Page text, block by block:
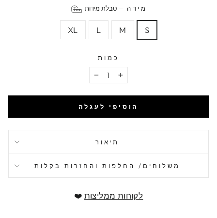
מידה—טבלת מידות
S
M
L
XL
כמות
− +
הוסיפי לעגלה
תיאור
משלוחים/ החלפות והחזרות בקלות
לקוחות ממליצות ❤️